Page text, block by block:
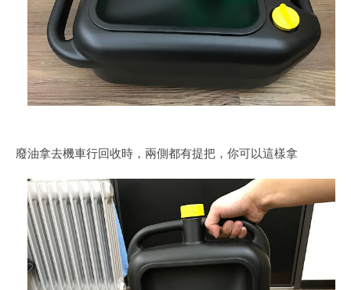
廢油拿去機車行回收時，兩側都有提把，你可以這樣拿